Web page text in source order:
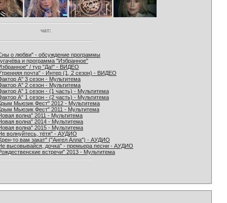
чат:
о любви" - обсуждение программы
и программа "Избранное"
/ тур "Да!" - ВИДЕО
почта" - Интер (1, 2 сезон) - ВИДЕО
А" 3 сезон - Мультитема
А" 2 сезон - Мультитема
А" 1 сезон - (1 часть) - Мультитема
А" 1 сезон - (2 часть) - Мультитема
Мьюзик Фест" 2012 - Мультитема
Мьюзик Фест" 2011 - Мультитема
волна" 2011 - Мультитема
волна" 2014 - Мультитема
волна" 2015 - Мультитема
волнуйтесь, тётя" - АУДИО
то вам закат" ("Ангел Алла") - АУДИО
высовывайся, дочка" - премьера песни - АУДИО
встречи" 2013 - Мультитема